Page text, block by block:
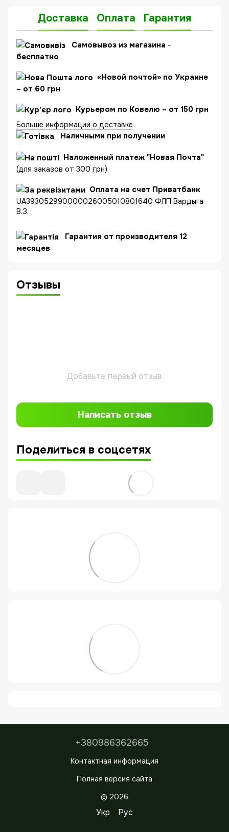
Доставка Оплата Гарантия
Cамовывоз из магазина -
бесплатно
«Новой почтой» по Украине
– от 60 грн
Курьером по Ковелю – от 150 грн
Больше информации о доставке
Наличными при получении
Наложенный платеж "Новая Почта"
(для заказов от 300 грн)
Оплата на счет Приватбанк
UA393052990000026005010801640 ФЛП Вардыга
В.З.
Гарантия от производителя 12
месяцев
Отзывы
Добавьте первый отзыв
Написать отзыв
Поделиться в соцсетях
+380986362665
Контактная информация
Полная версия сайта
© 2026
Укр Рус